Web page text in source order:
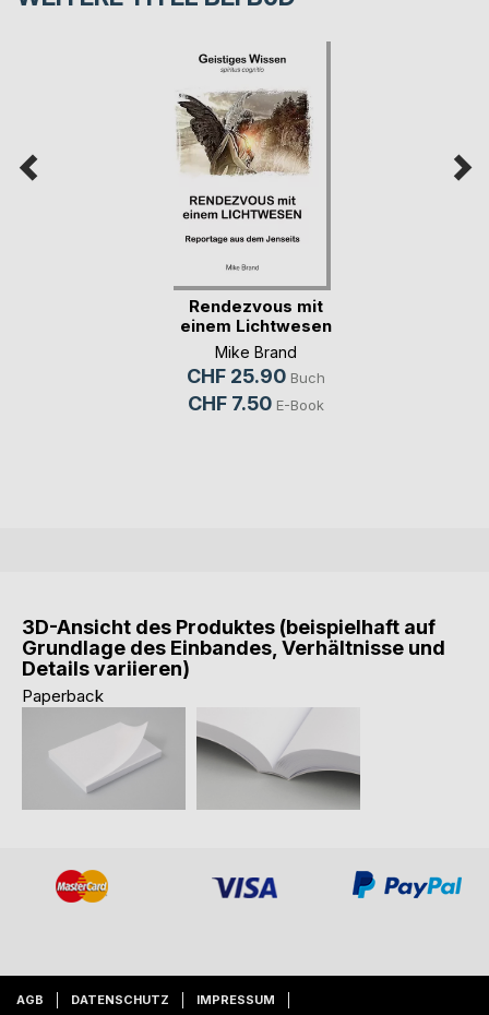
Rendezvous mit
einem Lichtwesen
Mike Brand
CHF 25.90 Buch
CHF 7.50 E-Book
3D-Ansicht des Produktes (beispielhaft auf
Grundlage des Einbandes, Verhältnisse und
Details variieren)
Paperback
AGB DATENSCHUTZ IMPRESSUM